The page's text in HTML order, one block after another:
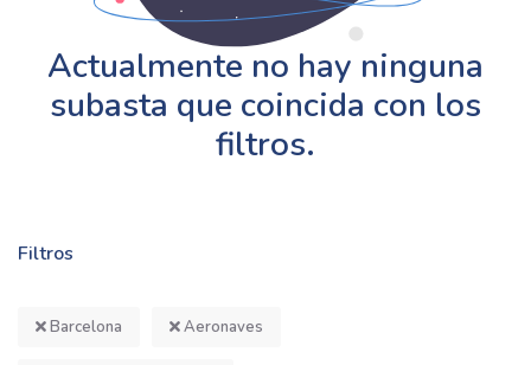
Filtros
Barcelona Aeronaves
Actualmente no hay ninguna
subasta que coincida con los
filtros.